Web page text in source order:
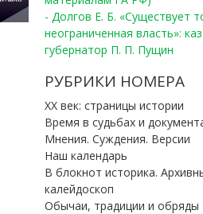
- Долгов Е. Б. «Существует
неограниченная власть»:
губернатор П. П. Пущин
РУБРИКИ НОМЕРА
ХХ век: страницы истории
Время в судьбах и
Мнения. Суждения. Версии
Наш календарь
В блокнот историка.
калейдоскоп
Обычаи, традиции и обряды